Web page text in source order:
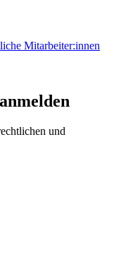
Mitarbeiter:innen
und